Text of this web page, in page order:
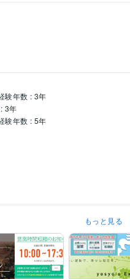
験年数 : 3年
3年
験年数 : 5年
年PHP:5年PL/SQL:1年
年ASP.NET:7年
jQuery:3年
年Microsoft SQL Server:7年
年
もっと見る